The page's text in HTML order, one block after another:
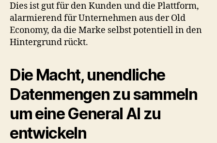
Dies ist gut für den Kunden und die Plattform,
alarmierend für Unternehmen aus der Old
Economy, da die Marke selbst potentiell in den
Hintergrund rückt.
Die Macht, unendliche
Datenmengen zu sammeln
um eine General AI zu
entwickeln